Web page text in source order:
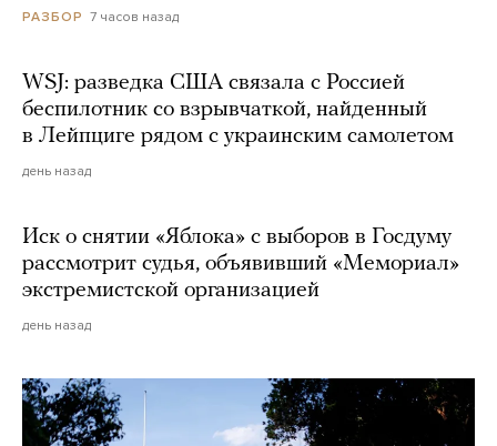
РАЗБОР 7 часов назад
WSJ: разведка США связала с Россией
беспилотник со взрывчаткой, найденный
в Лейпциге рядом с украинским самолетом
день назад
Иск о снятии «Яблока» с выборов в Госдуму
рассмотрит судья, объявивший «Мемориал»
экстремистской организацией
день назад